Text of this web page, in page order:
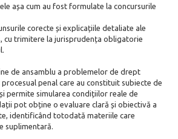
așa cum au fost formulate la concursurile
corecte și explicațiile detaliate ale
cu trimitere la jurisprudența obligatorie
de ansamblu a problemelor de drept
penal care au constituit subiecte de
permite simularea condițiilor reale de
pot obține o evaluare clară și obiectivă a
identificând totodată materiile care
suplimentară.